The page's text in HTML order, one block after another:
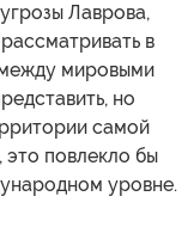
Лаврова,
в
мировыми
но
самой
повлекло бы
уровне.